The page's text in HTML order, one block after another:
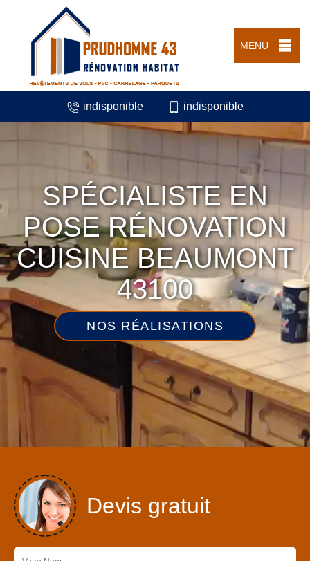
MENU
indisponible indisponible
SPÉCIALISTE EN
POSE RÉNOVATION
CUISINE BEAUMONT
43100
NOS RÉALISATIONS
Devis gratuit